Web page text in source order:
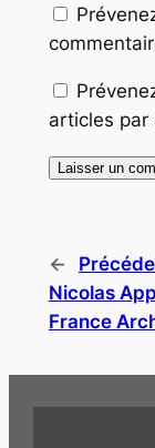
articles par
←
Nicolas
France